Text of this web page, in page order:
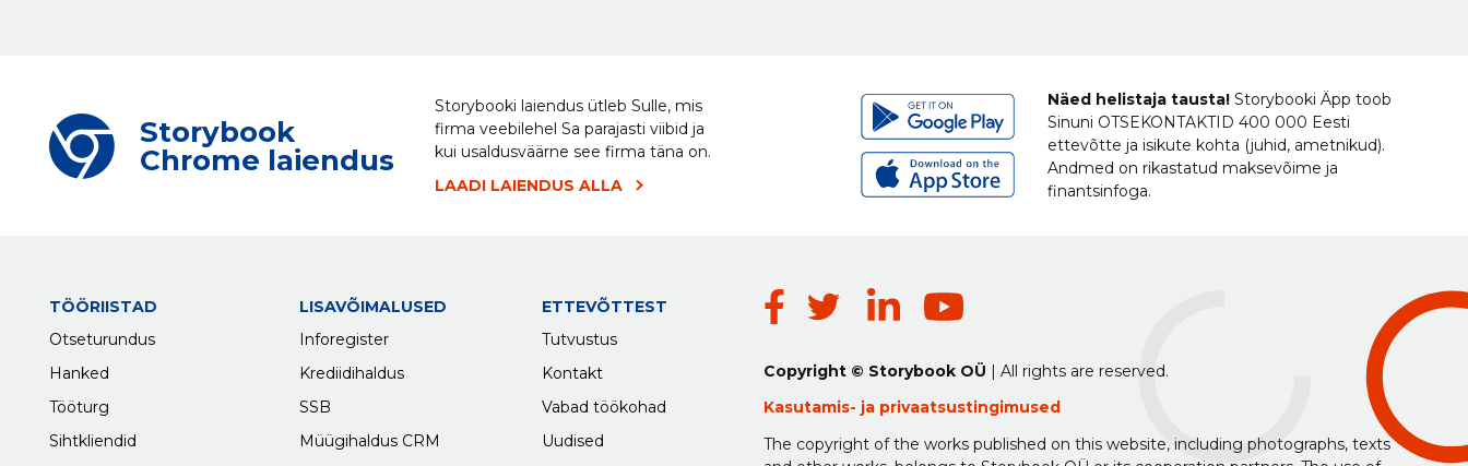
Storybook
Chrome laiendus
Storybooki laiendus ütleb Sulle, mis
firma veebilehel Sa parajasti viibid ja
kui usaldusväärne see firma täna on.
LAADI LAIENDUS ALLA
Näed helistaja tausta! Storybooki Äpp toob
Sinuni OTSEKONTAKTID 400 000 Eesti
ettevõtte ja isikute kohta (juhid, ametnikud).
Andmed on rikastatud maksevõime ja
finantsinfoga.
TÖÖRIISTAD
Otseturundus
Hanked
Tööturg
Sihtkliendid
LISAVÕIMALUSED
Inforegister
Krediidihaldus
SSB
Müügihaldus CRM
ETTEVÕTTEST
Tutvustus
Kontakt
Vabad töökohad
Uudised
Copyright © Storybook OÜ | All rights are reserved.
Kasutamis- ja privaatsustingimused
The copyright of the works published on this website, including photographs, texts